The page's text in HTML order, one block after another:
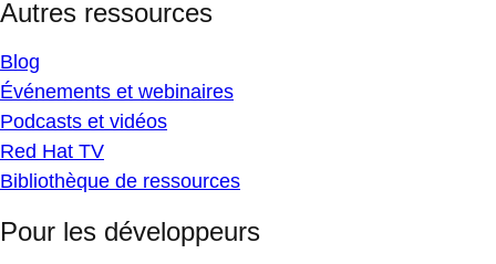
Autres ressources
Blog
Événements et webinaires
Podcasts et vidéos
Red Hat TV
Bibliothèque de ressources
Pour les développeurs